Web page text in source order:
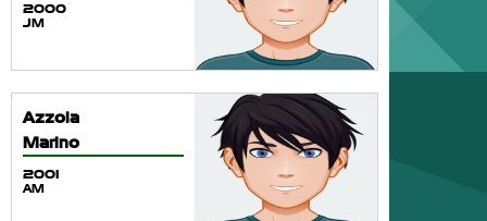
2000
JM
Azzola
Marino
2001
AM